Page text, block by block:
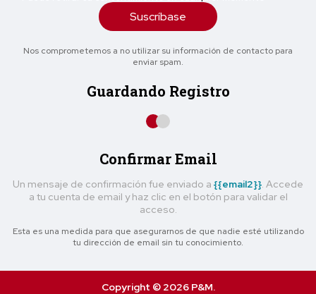
Suscríbase
Nos comprometemos a no utilizar su información de contacto para
enviar spam.
Guardando Registro
Confirmar Email
Un mensaje de confirmación fue enviado a {{email2}} . Accede
a tu cuenta de email y haz clic en el botón para validar el
acceso.
Esta es una medida para que asegurarnos de que nadie esté utilizando
tu dirección de email sin tu conocimiento.
Copyright © 2026 P&M.